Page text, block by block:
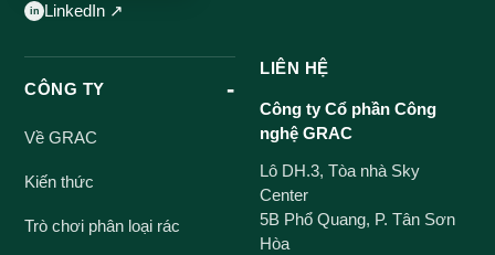
LinkedIn ↗
CÔNG TY
Về GRAC
Kiến thức
Trò chơi phân loại rác
LIÊN HỆ
Công ty Cổ phần Công
nghệ GRAC
Lô DH.3, Tòa nhà Sky
Center
5B Phổ Quang, P. Tân Sơn
Hòa